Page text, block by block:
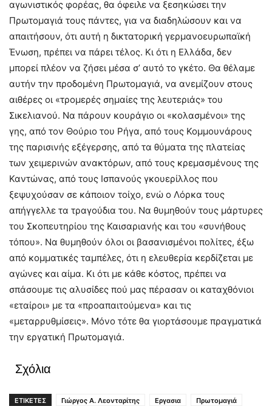
αγωνιστικός φορέας, θα όφειλε να ξεσηκώσει την
Πρωτομαγιά τους πάντες, για να διαδηλώσουν και να
απαιτήσουν, ότι αυτή η δικτατορική γερμανοευρωπαϊκή
Ένωση, πρέπει να πάρει τέλος. Κι ότι η Ελλάδα, δεν
μπορεί πλέον να ζήσει μέσα σ’ αυτό το γκέτο. Θα θέλαμε
αυτήν την προδομένη Πρωτομαγιά, να ανεμίζουν στους
αιθέρες οι «τρομερές σημαίες της λευτεριάς» του
Σικελιανού. Να πάρουν κουράγιο οι «κολασμένοι» της
γης, από τον Θούριο του Ρήγα, από τους Κομμουνάρους
της παρισινής εξέγερσης, από τα θύματα της πλατείας
των χειμερινών ανακτόρων, από τους κρεμασμένους της
Καντώνας, από τους Ισπανούς γκουερίλλος που
ξεψυχούσαν σε κάποιον τοίχο, ενώ ο Λόρκα τους
απήγγελλε τα τραγούδια του. Να θυμηθούν τους μάρτυρες
του Σκοπευτηρίου της Καισαριανής και του «συνήθους
τόπου». Να θυμηθούν όλοι οι βασανισμένοι πολίτες, έξω
από κομματικές ταμπέλες, ότι η ελευθερία κερδίζεται με
αγώνες και αίμα. Κι ότι με κάθε κόστος, πρέπει να
σπάσουμε τις αλυσίδες πού μας πέρασαν οι καταχθόνιοι
«εταίροι» με τα «προαπαιτούμενα» και τις
«μεταρρυθμίσεις». Μόνο τότε θα γιορτάσουμε πραγματικά
την εργατική Πρωτομαγιά.
Σχόλια
ΕΤΙΚΕΤΕΣ Γιώργος Α. Λεονταρίτης Εργασια
Πρωτομαγιά